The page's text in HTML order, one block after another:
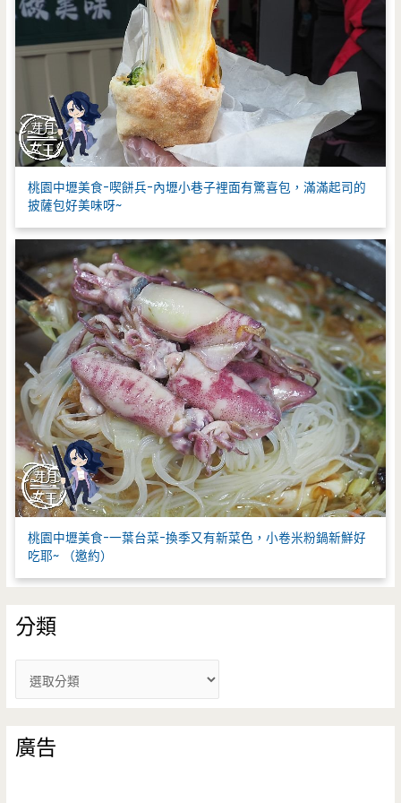
桃園中壢美食-喫餅兵-內壢小巷子裡面有驚喜包，滿滿起司的
披薩包好美味呀~
桃園中壢美食-一葉台菜-換季又有新菜色，小卷米粉鍋新鮮好
吃耶~ （邀約）
分類
類
廣告